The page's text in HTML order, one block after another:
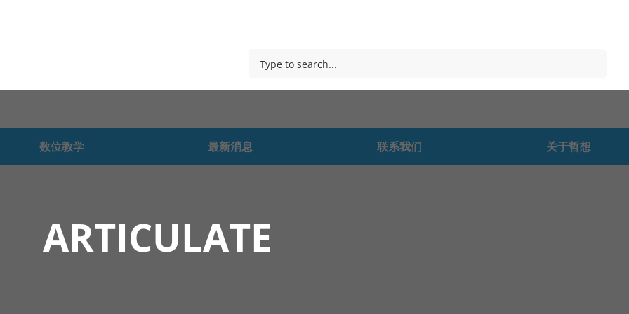
数位教学 最新消息 联系我们 关于哲想
ARTICULATE